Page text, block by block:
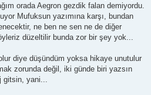
orada Aegron gezdik falan demiyordu.
Mufuksun yazımına karşı, bundan
ne ben ne sen ne de diğer
düzeltilir bunda zor bir şey yok...
diye düşündüm yoksa hikaye unutulur
zorunda değil, iki günde biri yazsın
yani...